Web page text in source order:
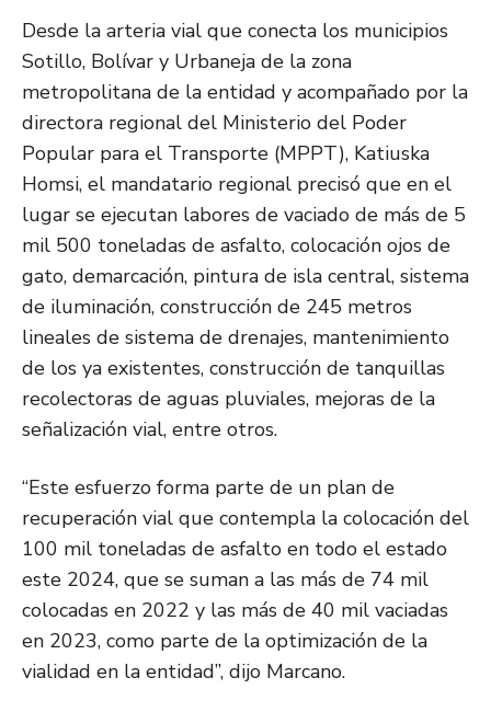
Desde la arteria vial que conecta los municipios
Sotillo, Bolívar y Urbaneja de la zona
metropolitana de la entidad y acompañado por la
directora regional del Ministerio del Poder
Popular para el Transporte (MPPT), Katiuska
Homsi, el mandatario regional precisó que en el
lugar se ejecutan labores de vaciado de más de 5
mil 500 toneladas de asfalto, colocación ojos de
gato, demarcación, pintura de isla central, sistema
de iluminación, construcción de 245 metros
lineales de sistema de drenajes, mantenimiento
de los ya existentes, construcción de tanquillas
recolectoras de aguas pluviales, mejoras de la
señalización vial, entre otros.
“Este esfuerzo forma parte de un plan de
recuperación vial que contempla la colocación del
100 mil toneladas de asfalto en todo el estado
este 2024, que se suman a las más de 74 mil
colocadas en 2022 y las más de 40 mil vaciadas
en 2023, como parte de la optimización de la
vialidad en la entidad”, dijo Marcano.